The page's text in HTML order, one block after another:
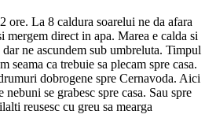
ore. La 8 caldura soarelui ne da afara
mergem direct in apa. Marea e calda si
ne ascundem sub umbreluta. Timpul
seama ca trebuie sa plecam spre casa.
dobrogene spre Cernavoda. Aici
se grabesc spre casa. Sau spre
reusesc cu greu sa mearga